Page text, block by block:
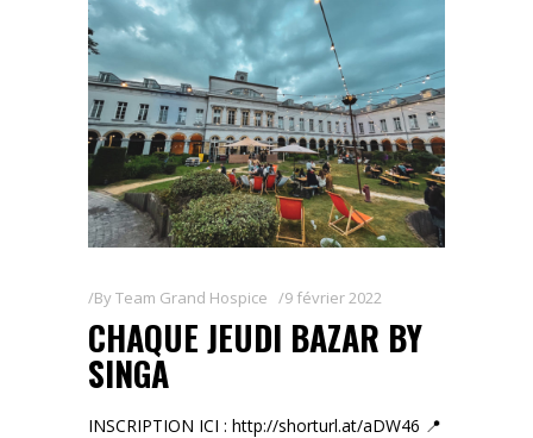
ByTeam Grand Hospice 9 février 2022
CHAQUE JEUDI BAZAR BY
SINGA
INSCRIPTION ICI : http://shorturl.at/aDW46 📍